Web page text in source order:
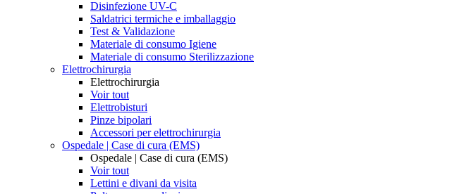
Disinfezione UV-C
Saldatrici termiche e imballaggio
Test & Validazione
Materiale di consumo Igiene
Materiale di consumo Sterilizzazione
Elettrochirurgia
Elettrochirurgia
Voir tout
Elettrobisturi
Pinze bipolari
Accessori per elettrochirurgia
Ospedale | Case di cura (EMS)
Ospedale | Case di cura (EMS)
Voir tout
Lettini e divani da visita